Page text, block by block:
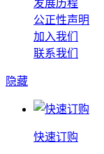
发展历程
公正性声明
加入我们
联系我们
隐藏
快速订购